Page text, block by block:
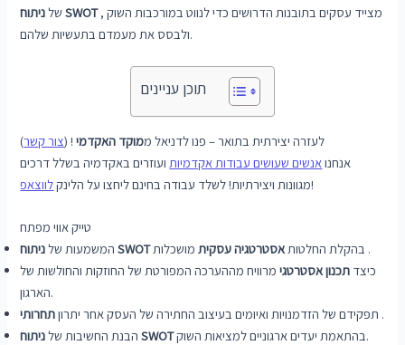
של ניתוח SWOT, מצייד עסקים בתובנות הדרושים כדי לנווט במורכבות השוק
ולבסס את מעמדם בתעשיות שלהם.
תוכן עניינים
לעזרה יצירתית בתואר – פנו לדניאל ממוקד האקדמי! (צור קשר)
אנחנו אנשים שעושים עבודות אקדמיות ועוזרים באקדמיה בשלל דרכים
מגוונות ויצירתיות! לשלד עבודה בחינם ליחצו על הלינקלווצאפ !
טייק אווי מפתח
המשמעות של ניתוח SWOT בהקלת החלטותאסטרטגיה עסקית
מושכלות .
כיצד תכנון אסטרטגימרוויח מההערכה המפורטת של החוזקות והחולשות של
הארגון.
תפקידם של הזדמנויות ואיומים בעיצוב החתירה של העסק אחר יתרוןתחרותי
.
הבנת החשיבות של ניתוח SWOT
בהתאמת יעדים ארגוניים למציאות השוק.